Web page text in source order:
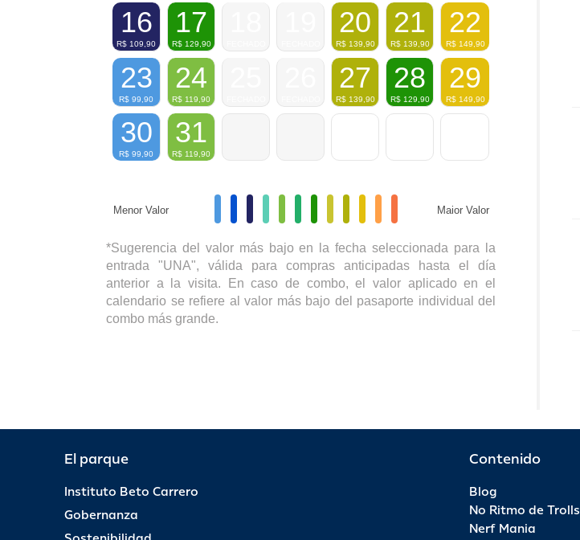
16
R$ 109,90
17
R$ 129,90
20
R$ 139,90
21
R$ 139,90
22
R$ 149,90
23
R$ 99,90
24
R$ 119,90
27
R$ 139,90
28
R$ 129,90
29
R$ 149,90
30
R$ 99,90
31
R$ 119,90
Menor Valor Maior Valor
*Sugerencia del valor más bajo en la fecha seleccionada para la
entrada "UNA", válida para compras anticipadas hasta el día
anterior a la visita. En caso de combo, el valor aplicado en el
calendario se refiere al valor más bajo del pasaporte individual del
combo más grande.
El parque
Instituto Beto Carrero
Gobernanza
Contenido
Blog
No Ritmo de Trolls
Nerf Mania